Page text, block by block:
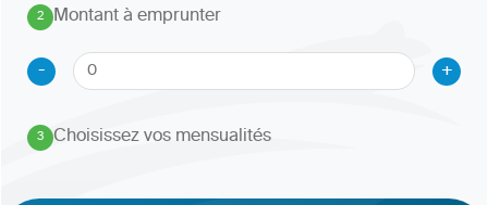
2
.
Montant à emprunter
-
+
3
. Choisissez vos mensualités